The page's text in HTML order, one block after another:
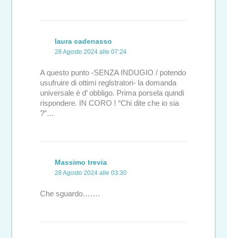
laura cadenasso
28 Agosto 2024 alle 07:24
A questo punto -SENZA INDUGIO / potendo
usufruire di ottimi reglstratori- la domanda
universale è d’ obbligo. Prima porsela quindi
rispondere. IN CORO ! “Chi dite che io sia
?”…
Massimo trevia
28 Agosto 2024 alle 03:30
Che sguardo…….